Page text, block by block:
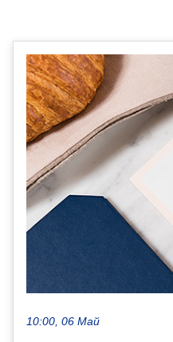
10:00, 06 Май